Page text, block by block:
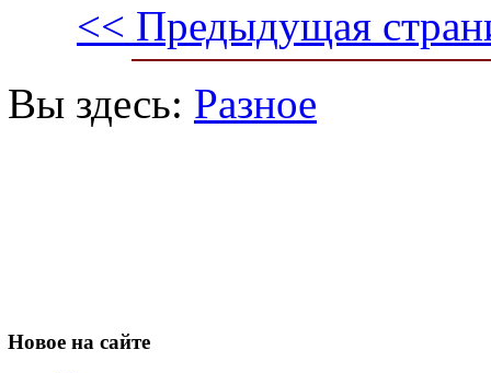
<< Предыдущая
Вы здесь: Разное
Новое на сайте